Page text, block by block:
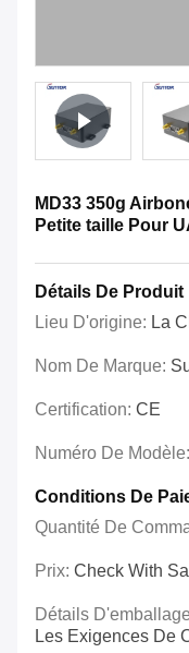
MD33 350g
Petite taille Pour
Détails De Produit
Lieu D'origine: La
Nom De Marque:
Certification: CE
Numéro De Modèle:
Conditions De
Quantité De
Prix: Check With
Détails
Les Exigences De